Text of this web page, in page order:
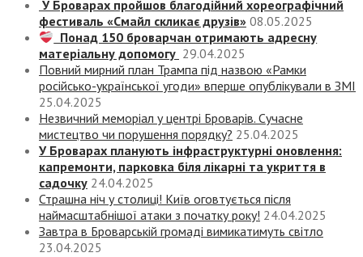
У Броварах пройшов благодійний хореографічний
фестиваль «Смайл скликає друзів» 08.05.2025
Понад 150 броварчан отримають адресну
матеріальну допомогу 29.04.2025
Повний мирний план Трампа під назвою «‎Рамки
російсько-української угоди» вперше опублікували в ЗМІ
25.04.2025
Незвичний меморіал у центрі Броварів. Сучасне
мистецтво чи порушення порядку? 25.04.2025
У Броварах планують інфраструктурні оновлення:
капремонти, парковка біля лікарні та укриття в
садочку 24.04.2025
Страшна ніч у столиці! Київ оговтується після
наймасштабнішої атаки з початку року! 24.04.2025
Завтра в Броварській громаді вимикатимуть світло
23.04.2025